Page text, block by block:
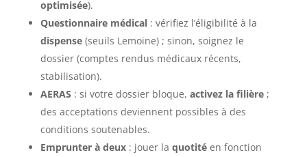
optimisée).
Questionnaire médical: vérifiez l’éligibilité à la
dispense(seuils Lemoine) ; sinon, soignez le
dossier (comptes rendus médicaux récents,
stabilisation).
AERAS : si votre dossier bloque, activez la filière;
des acceptations deviennent possibles à des
conditions soutenables.
Emprunter à deux: jouer la quotitéen fonction